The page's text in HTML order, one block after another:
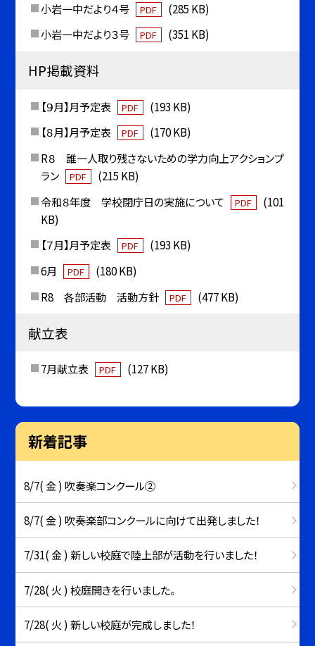
小岩一中だより４号 PDF
(285 KB)
小岩一中だより３号
PDF (351 KB)
HP掲載資料
【９月】月予定表 PDF
(193 KB)
【８月】月予定表
PDF
(170 KB)
R８ 誰一人取り残さないための学力向上アクションプ
ラン
PDF
(215 KB)
令和８年度 学校閉庁日の実施について
PDF
(101
KB)
【７月】月予定表
PDF
(193 KB)
6月
PDF
(180 KB)
R8 各部活動 活動方針
PDF (477 KB)
献立表
7月献立表 PDF (127 KB)
新着記事
8/7( 金 ) 吹奏楽コンクール②
8/7( 金 ) 吹奏楽部コンクールに向けて出発しました！
7/31( 金 ) 新しい校庭で陸上部が活動を行いました！
7/28( 火 ) 校庭開きを行いました。
7/28( 火 ) 新しい校庭が完成しました！